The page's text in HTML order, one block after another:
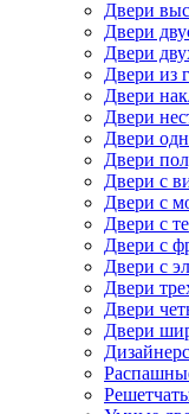
Двери
Двери
Двери
Двери из
Двери
Двери
Двери
Двери
Двери с
Двери с
Двери с
Двери с
Двери с
Двери
Двери
Двери